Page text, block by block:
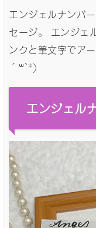
エンジェルナンバ
セージ。 エンジェ
ンクと筆文字でア
´꒳`*)
エンジェル